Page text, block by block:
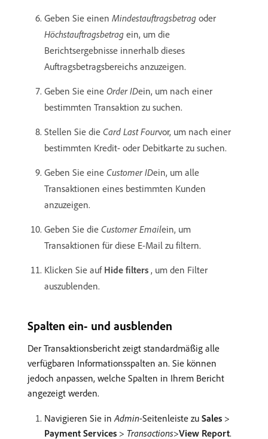
Geben Sie einen Mindestauftragsbetrag oder
Höchstauftragsbetrag ein, um die
Berichtsergebnisse innerhalb dieses
Auftragsbetragsbereichs anzuzeigen.
Geben Sie eine Order ID​ein, um nach einer
bestimmten Transaktion zu suchen.
Stellen Sie die Card Last Four​vor, um nach einer
bestimmten Kredit- oder Debitkarte zu suchen.
Geben Sie eine Customer ID​ein, um alle
Transaktionen eines bestimmten Kunden
anzuzeigen.
Geben Sie die Customer Email​ein, um
Transaktionen für diese E-Mail zu filtern.
Klicken Sie auf Hide filters , um den Filter
auszublenden.
Spalten ein- und ausblenden
Der Transaktionsbericht zeigt standardmäßig alle
verfügbaren Informationsspalten an. Sie können
jedoch anpassen, welche Spalten in Ihrem Bericht
angezeigt werden.
Navigieren Sie inAdmin-Seitenleiste zu Sales >
Payment Services > Transactions>View Report.